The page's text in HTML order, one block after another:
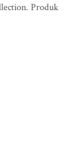
Produk